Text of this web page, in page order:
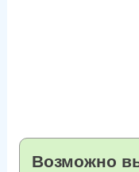
Возможно